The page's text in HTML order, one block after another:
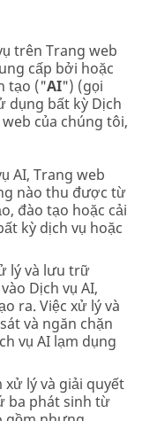
trên Trang web
cấp bởi hoặc
tạo ("AI") (gọi
dụng bất kỳ Dịch
của chúng tôi,
AI, Trang web
nào thu được từ
đào tạo hoặc cải
kỳ dịch vụ hoặc
lý và lưu trữ
Dịch vụ AI,
ra. Việc xử lý và
và ngăn chặn
vụ AI lạm dụng
lý và giải quyết
ba phát sinh từ